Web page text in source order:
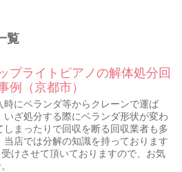
覧
プライトピアノの解体処分回
例（京都市）
時にベランダ等からクレーンで運ば
いざ処分する際にベランダ形状が変わ
しまったりで回収を断る回収業者も多
当店では分解の知識を持っております
けさせて頂いておりますので、お気